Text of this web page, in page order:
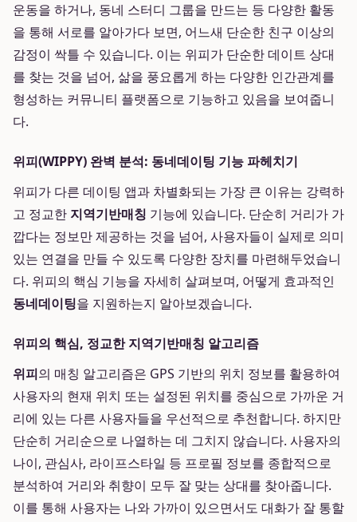
운동을 하거나, 동네 스터디 그룹을 만드는 등 다양한 활동
을 통해 서로를 알아가다 보면, 어느새 단순한 친구 이상의
감정이 싹틀 수 있습니다. 이는 위피가 단순한 데이트 상대
를 찾는 것을 넘어, 삶을 풍요롭게 하는 다양한 인간관계를
형성하는 커뮤니티 플랫폼으로 기능하고 있음을 보여줍니
다.
위피(WIPPY) 완벽 분석: 동네데이팅 기능 파헤치기
위피가 다른 데이팅 앱과 차별화되는 가장 큰 이유는 강력하
고 정교한 지역기반매칭 기능에 있습니다. 단순히 거리가 가
깝다는 정보만 제공하는 것을 넘어, 사용자들이 실제로 의미
있는 연결을 만들 수 있도록 다양한 장치를 마련해두었습니
다. 위피의 핵심 기능을 자세히 살펴보며, 어떻게 효과적인
동네데이팅을 지원하는지 알아보겠습니다.
위피의 핵심, 정교한 지역기반매칭 알고리즘
위피의 매칭 알고리즘은 GPS 기반의 위치 정보를 활용하여
사용자의 현재 위치 또는 설정된 위치를 중심으로 가까운 거
리에 있는 다른 사용자들을 우선적으로 추천합니다. 하지만
단순히 거리순으로 나열하는 데 그치지 않습니다. 사용자의
나이, 관심사, 라이프스타일 등 프로필 정보를 종합적으로
분석하여 거리와 취향이 모두 잘 맞는 상대를 찾아줍니다.
이를 통해 사용자는 나와 가까이 있으면서도 대화가 잘 통할